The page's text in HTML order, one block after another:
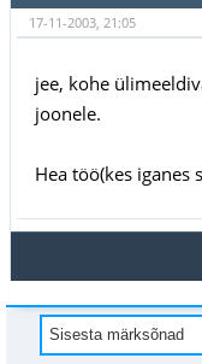
17-11-2003, 21:05
jee, kohe
joonele.
Hea töö(kes iganes